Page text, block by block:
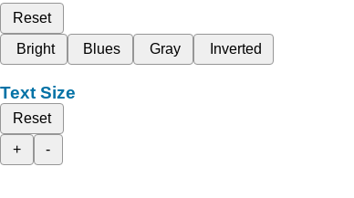
Reset
Bright
Blues Gray Inverted
Text Size
Reset
+
-